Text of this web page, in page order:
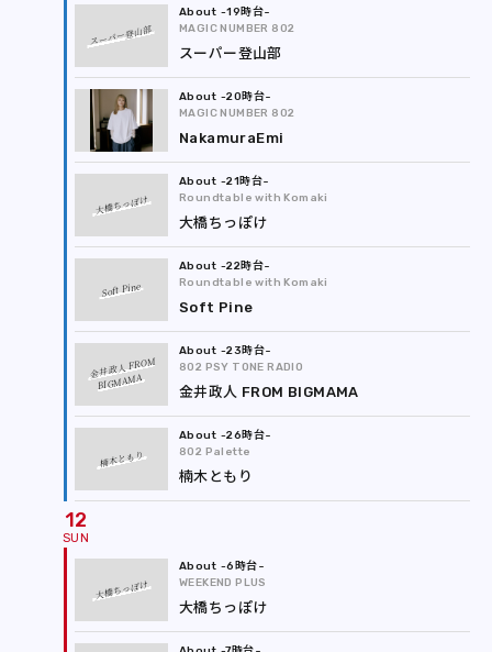
スーパー登山部
-19時台
MAGIC NUMBER 802
スーパー登山部
-20時台
MAGIC NUMBER 802
NakamuraEmi
大橋ちっぽけ
-21時台
Roundtable with Komaki
大橋ちっぽけ
Soft Pine
-22時台
Roundtable with Komaki
Soft Pine
金井政人 FROM
BIGMAMA
-23時台
802 PSY TONE RADIO
金井政人 FROM BIGMAMA
楠木ともり
-26時台
802 Palette
楠木ともり
12
大橋ちっぽけ
-6時台
WEEKEND PLUS
大橋ちっぽけ